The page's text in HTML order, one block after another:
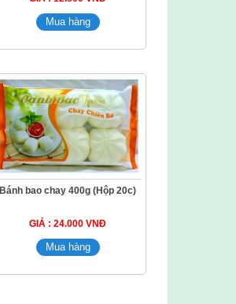
Bánh bao chay 400g (Hộp 20c)
GIÁ : 24.000 VNĐ